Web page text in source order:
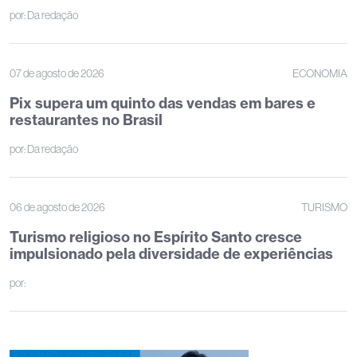
por:Da redação
07 de agosto de 2026 ECONOMIA
Pix supera um quinto das vendas em bares e
restaurantes no Brasil
por:Da redação
06 de agosto de 2026 TURISMO
Turismo religioso no Espírito Santo cresce
impulsionado pela diversidade de experiências
por: